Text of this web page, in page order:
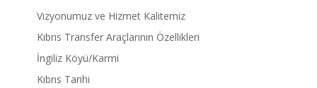
Vizyonumuz ve Hizmet Kalitemiz
Kıbrıs Transfer Araçlarının Özellikleri
İngiliz Köyü/Karmi
Kıbrıs Tarihi